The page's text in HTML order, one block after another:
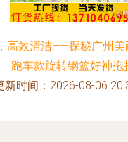
高效清洁——探秘广州美
跑车款旋转钢篮好神拖
新时间：2026-08-06